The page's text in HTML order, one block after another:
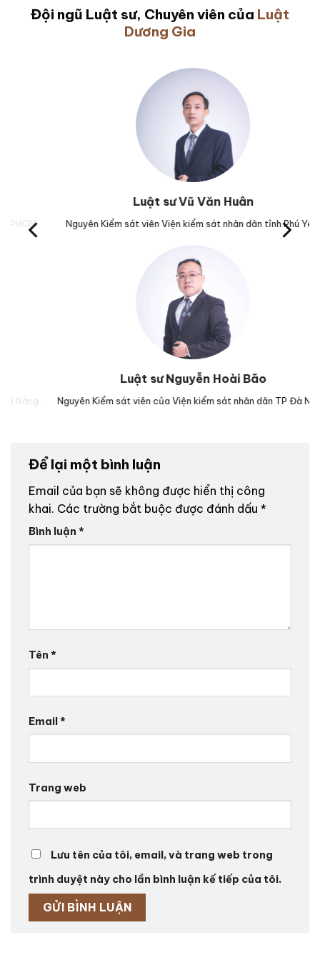
Đội ngũ Luật sư, Chuyên viên của Luật
Dương Gia
Luật sư Vũ Văn Huân
Nguyên Kiểm sát viên Viện kiểm sát nhân dân tỉnh Phú Yên.
Luật sư Nguyễn Hoài Bão
Nguyên Kiểm sát viên của Viện kiểm sát nhân dân TP Đà Nẵng.
Để lại một bình luận
Email của bạn sẽ không được hiển thị công
khai. Các trường bắt buộc được đánh dấu *
Bình luận *
Tên *
Email*
Trang web
Lưu tên của tôi, email, và trang web trong
trình duyệt này cho lần bình luận kế tiếp của tôi.